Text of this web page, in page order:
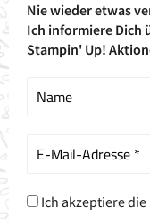
Nie wieder etwas
Ich informiere Dich
Stampin' Up!
Ich akzeptiere